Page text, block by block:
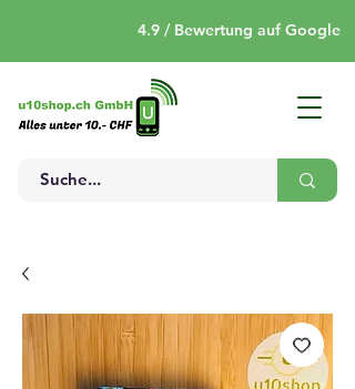
4.9 / Bewertung auf Google